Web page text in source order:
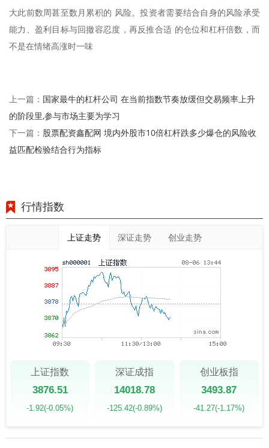
大此前数周甚至数月累积的 风险。投资者需要结合自身的风险承受
能力、盈利目标与回撤容忍度，再反推合适 的仓位和杠杆倍数，而
不是在情绪高涨时一味
上一篇： 国家最牛的杠杆公司 在当前指数节奏放缓但交易频率上升
的阶段里,参与市场主要为学习
下一篇： 股票配资鑫配网 境内外股市10倍杠杆跌多少爆仓的风险收
益匹配检验结合行为指标
行情指数
上证走势 深证走势 创业走势
上证指数
3876.51
-1.92(-0.05%)
深证成指
14018.78
-125.42(-0.89%)
创业板指
3493.87
-41.27(-1.17%)